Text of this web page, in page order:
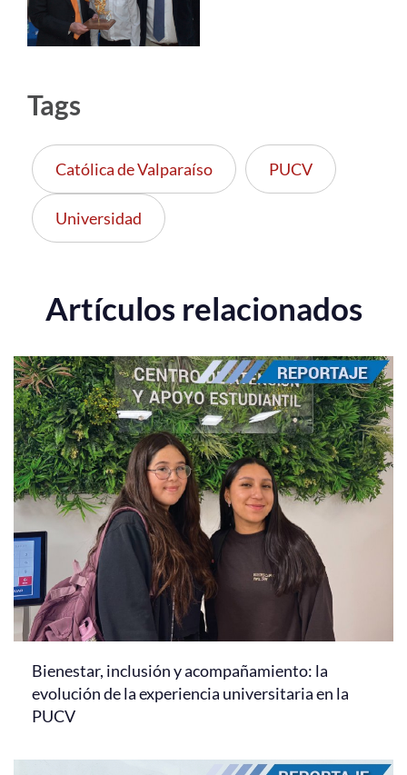
Tags
Católica de Valparaíso PUCV
Universidad
Artículos relacionados
Bienestar, inclusión y acompañamiento: la
evolución de la experiencia universitaria en la
PUCV